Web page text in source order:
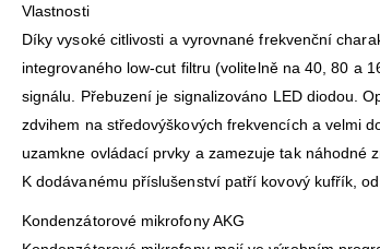
Vlastnosti
Díky vysoké citlivosti a vyrovnané frekvenční
integrovaného low-cut filtru (volitelně na 40, 80 a
signálu. Přebuzení je signalizováno LED diodou.
zdvihem na středovýškových frekvencích a velmi
uzamkne ovládací prvky a zamezuje tak náhodné
K dodávanému příslušenství patří kovový kufřík,
Kondenzátorové mikrofony AKG